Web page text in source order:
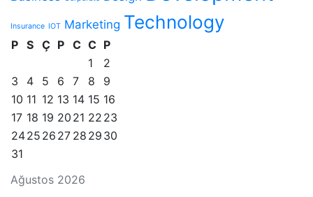
Insurance IOT Marketing Technology
Ağustos 2026
P S Ç P C C P
1
2
3
4 5 6 7 8
9
10 11 12 13 14 15 16
17 18 19 20 21 22 23
2425 26 27 28 29 30
31